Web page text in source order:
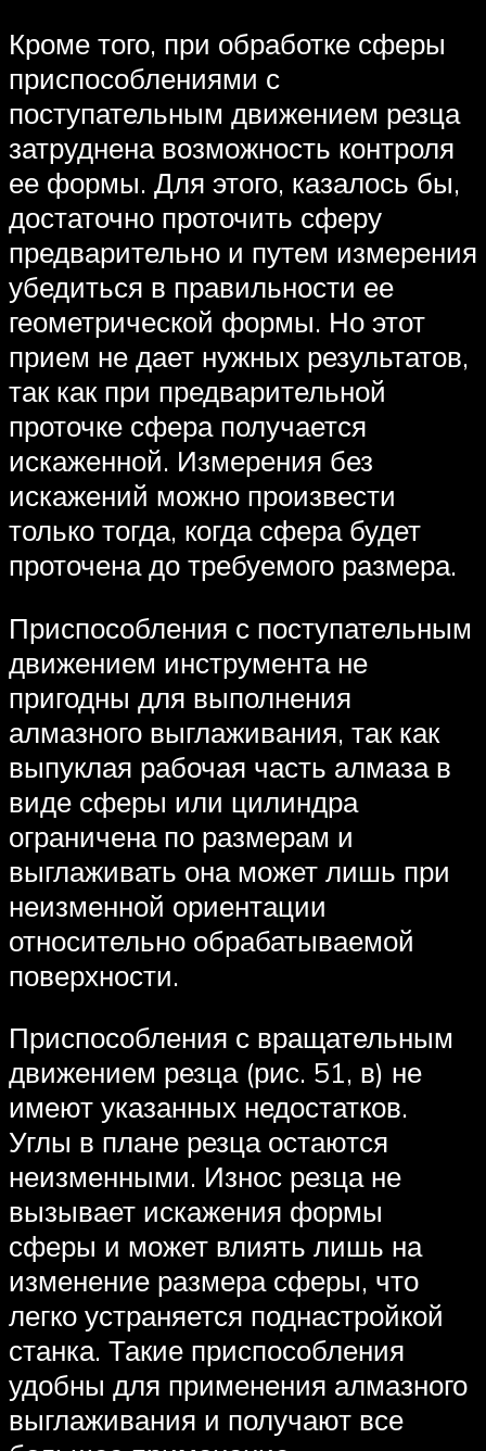
Кроме того, при обработке сферы
приспособлениями с
поступательным движением резца
затруднена возможность контроля
ее формы. Для этого, казалось бы,
достаточно проточить сферу
предварительно и путем измерения
убедиться в правильности ее
геометрической формы. Но этот
прием не дает нужных результатов,
так как при предварительной
проточке сфера получается
искаженной. Измерения без
искажений можно произвести
только тогда, когда сфера будет
проточена до требуемого размера.
Приспособления с поступательным
движением инструмента не
пригодны для выполнения
алмазного выглаживания, так как
выпуклая рабочая часть алмаза в
виде сферы или цилиндра
ограничена по размерам и
выглаживать она может лишь при
неизменной ориентации
относительно обрабатываемой
поверхности.
Приспособления с вращательным
движением резца (рис. 51, в) не
имеют указанных недостатков.
Углы в плане резца остаются
неизменными. Износ резца не
вызывает искажения формы
сферы и может влиять лишь на
изменение размера сферы, что
легко устраняется поднастройкой
станка. Такие приспособления
удобны для применения алмазного
выглаживания и получают все